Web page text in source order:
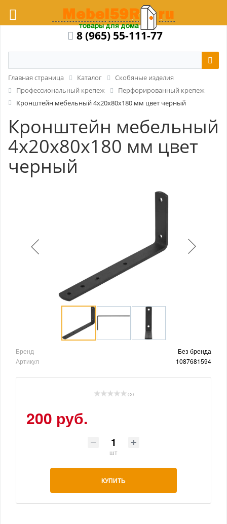
8 (965) 55-111-77
Главная страница Каталог
Скобяные изделия
Профессиональный крепеж
Перфорированный крепеж
Кронштейн мебельный 4x20x80x180 мм цвет черный
Кронштейн мебельный
4x20x80x180 мм цвет
черный
Бренд
Без бренда
Артикул
1087681594
( 0 )
200 руб.
шт
КУПИТЬ